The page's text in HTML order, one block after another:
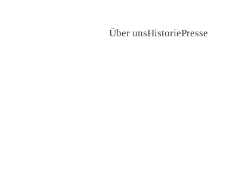
Über unsHistoriePresse